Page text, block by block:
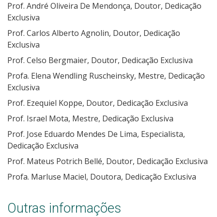
Prof. André Oliveira De Mendonça, Doutor, Dedicação
Exclusiva
Prof. Carlos Alberto Agnolin, Doutor, Dedicação
Exclusiva
Prof. Celso Bergmaier, Doutor, Dedicação Exclusiva
Profa. Elena Wendling Ruscheinsky, Mestre, Dedicação
Exclusiva
Prof. Ezequiel Koppe, Doutor, Dedicação Exclusiva
Prof. Israel Mota, Mestre, Dedicação Exclusiva
Prof. Jose Eduardo Mendes De Lima, Especialista,
Dedicação Exclusiva
Prof. Mateus Potrich Bellé, Doutor, Dedicação Exclusiva
Profa. Marluse Maciel, Doutora, Dedicação Exclusiva
Outras informações